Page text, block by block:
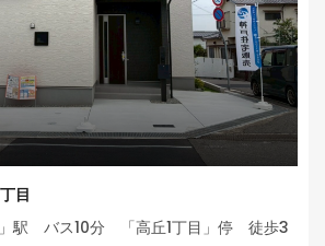
目
」駅 バス10分 「高丘1丁目」停 徒歩3